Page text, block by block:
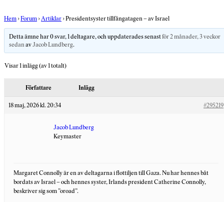
Hem ›Forum ›Artiklar ›Presidentsyster tillfångatagen – av Israel
Detta ämne har 0 svar, 1 deltagare, och uppdaterades senastför 2 månader, 3 veckor
sedanavJacob Lundberg.
Visar 1 inlägg (av 1 totalt)
Författare Inlägg
18 maj, 2026 kl. 20:34 #295219
Jacob Lundberg
Keymaster
Margaret Connolly är en av deltagarna i flottiljen till Gaza. Nu har hennes båt
bordats av Israel – och hennes syster, Irlands president Catherine Connolly,
beskriver sig som ”oroad”.